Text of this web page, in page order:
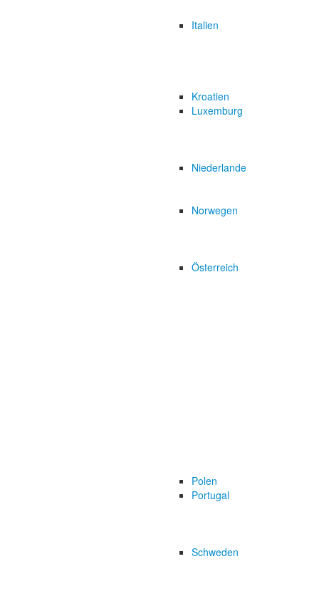
Italien
Kroatien
Luxemburg
Niederlande
Norwegen
Österreich
Polen
Portugal
Schweden